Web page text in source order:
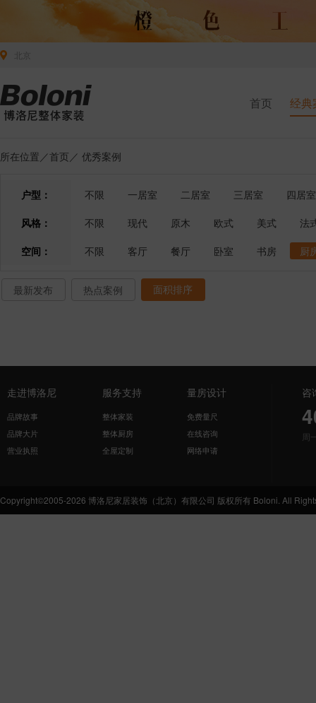
首页 经典
所在位置／首页 ／ 优秀案例
户型： 不限 一居室 二居室 三居室
四居室
风格：
不限 现代 原木 欧式 美式
法
空间：
不限 客厅 餐厅 卧室 书房 厨
最新发布 热点案例 面积排序
走进博洛尼
品牌故事
品牌大片
营业执照
服务支持
整体家装
整体厨房
全屋定制
量房设计
免费量尺
在线咨询
网络申请
咨
周
Copyright©2005-2026 博洛尼家居装饰（北京）有限公司 版权所有 Boloni. All